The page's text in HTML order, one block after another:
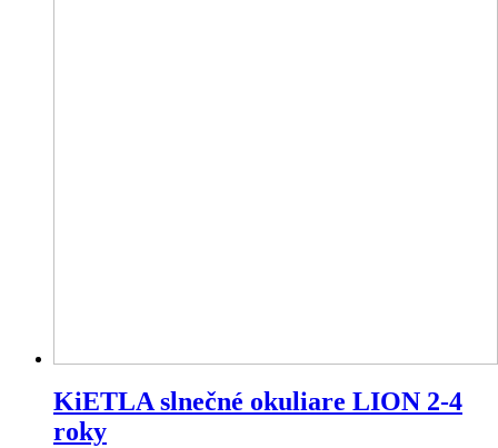
KiETLA slnečné okuliare LION 2-4
roky